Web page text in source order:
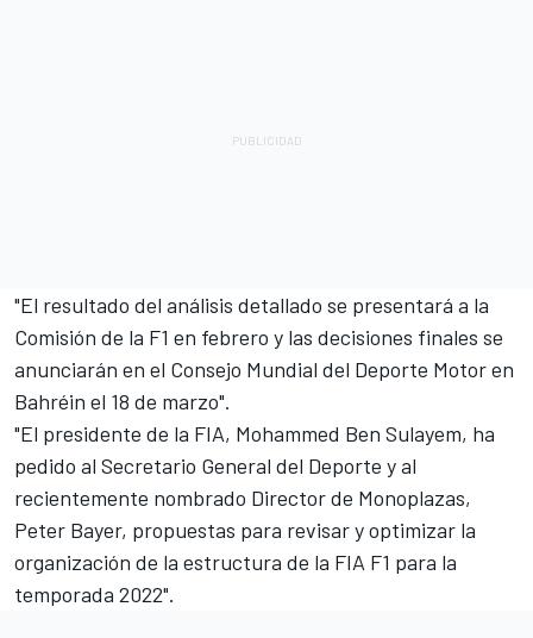
"El resultado del análisis detallado se presentará a la
Comisión de la F1 en febrero y las decisiones finales se
anunciarán en el Consejo Mundial del Deporte Motor en
Bahréin el 18 de marzo".
"El presidente de la FIA, Mohammed Ben Sulayem, ha
pedido al Secretario General del Deporte y al
recientemente nombrado Director de Monoplazas,
Peter Bayer, propuestas para revisar y optimizar la
organización de la estructura de la FIA F1 para la
temporada 2022".